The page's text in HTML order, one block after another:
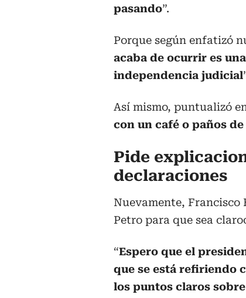
pasando”.
Porque según enfatizó
acaba de ocurrir es
independencia judicial
Así mismo, puntualizó
con un café o paños
Pide
declaraciones
Nuevamente, Francisco
Petro para que sea
“Espero que el
que se está refiriendo
los puntos claros